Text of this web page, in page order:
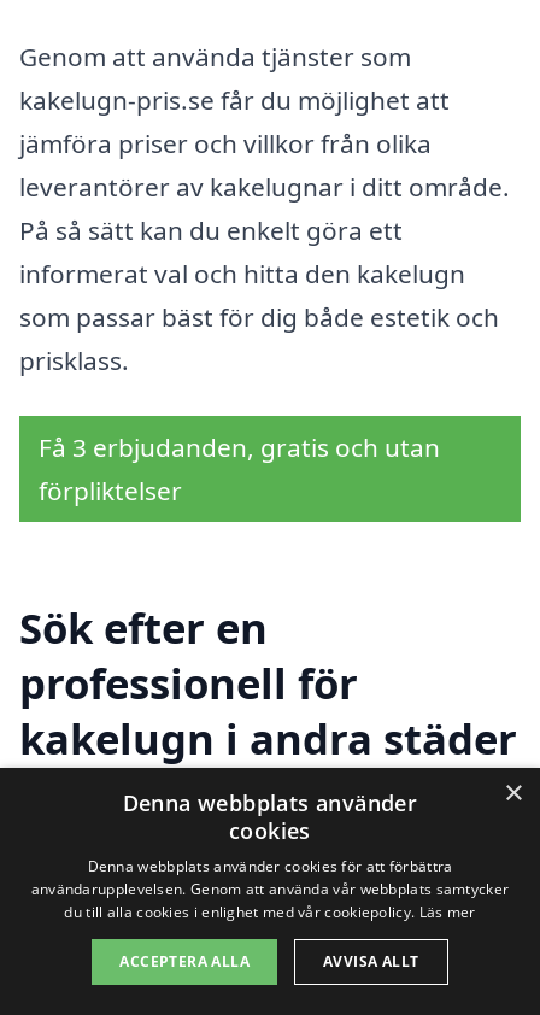
Genom att använda tjänster som
kakelugn-pris.se får du möjlighet att
jämföra priser och villkor från olika
leverantörer av kakelugnar i ditt område.
På så sätt kan du enkelt göra ett
informerat val och hitta den kakelugn
som passar bäst för dig både estetik och
prisklass.
Få 3 erbjudanden, gratis och utan
förpliktelser
Sök efter en
professionell för
kakelugn i andra städer
nära Arninge
Att hitta rätt hjälp för installation eller
renovering av kakelugn i Arninge kan vara
en utmaning. Det är viktigt att gå igenom
×
Denna webbplats använder
cookies
Denna webbplats använder cookies för att förbättra
användarupplevelsen. Genom att använda vår webbplats samtycker
du till alla cookies i enlighet med vår cookiepolicy. Läs mer
ACCEPTERA ALLA AVVISA ALLT